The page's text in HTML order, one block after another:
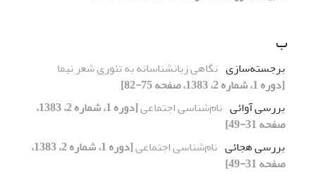
ب
برجسته‌سازی نگاهی زبانشناسانه به تئوری شعر نیما
[دوره 1، شماره 2، 1383، صفحه 75-82]
بررسی آوائی نام‌شناسی اجتماعی
[دوره 1، شماره 2، 1383،
صفحه 31-49]
بررسی هجائی نام‌شناسی اجتماعی
[دوره 1، شماره 2، 1383،
صفحه 31-49]